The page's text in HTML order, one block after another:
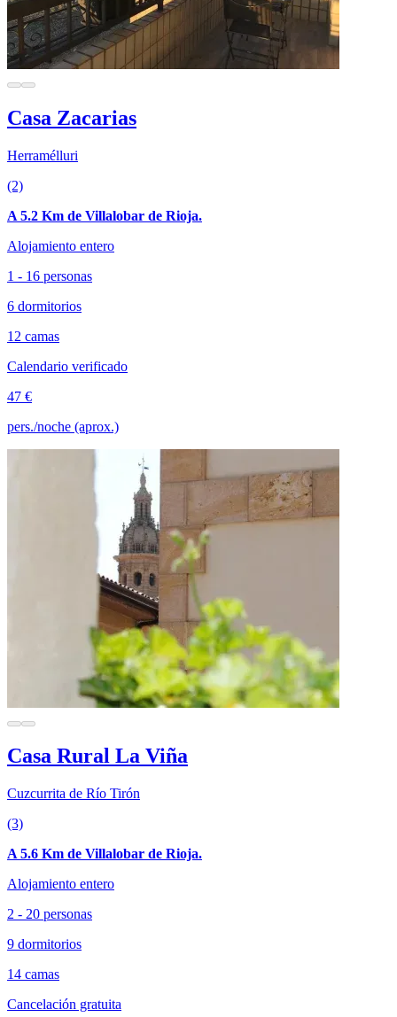
Casa Zacarias
Herramélluri
(2)
A 5.2 Km de Villalobar de Rioja.
Alojamiento entero
1 - 16 personas
6 dormitorios
12 camas
Calendario verificado
47 €
pers./noche (aprox.)
Casa Rural La Viña
Cuzcurrita de Río Tirón
(3)
A 5.6 Km de Villalobar de Rioja.
Alojamiento entero
2 - 20 personas
9 dormitorios
14 camas
Cancelación gratuita